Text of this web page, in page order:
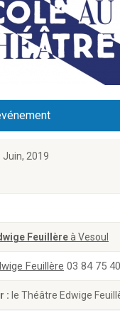
Juin, 2019
Feuillèreà Vesoul
Feuillère 03 84 75
: le Théâtre Edwige